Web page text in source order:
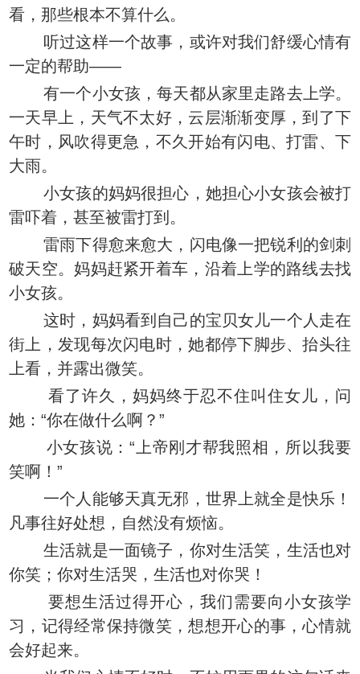
看，那些根本不算什么。
听过这样一个故事，或许对我们舒缓心情有
一定的帮助——
有一个小女孩，每天都从家里走路去上学。
一天早上，天气不太好，云层渐渐变厚，到了下
午时，风吹得更急，不久开始有闪电、打雷、下
大雨。
小女孩的妈妈很担心，她担心小女孩会被打
雷吓着，甚至被雷打到。
雷雨下得愈来愈大，闪电像一把锐利的剑刺
破天空。妈妈赶紧开着车，沿着上学的路线去找
小女孩。
这时，妈妈看到自己的宝贝女儿一个人走在
街上，发现每次闪电时，她都停下脚步、抬头往
上看，并露出微笑。
看了许久，妈妈终于忍不住叫住女儿，问
她：“你在做什么啊？”
小女孩说：“上帝刚才帮我照相，所以我要
笑啊！”
一个人能够天真无邪，世界上就全是快乐！
凡事往好处想，自然没有烦恼。
生活就是一面镜子，你对生活笑，生活也对
你笑；你对生活哭，生活也对你哭！
要想生活过得开心，我们需要向小女孩学
习，记得经常保持微笑，想想开心的事，心情就
会好起来。